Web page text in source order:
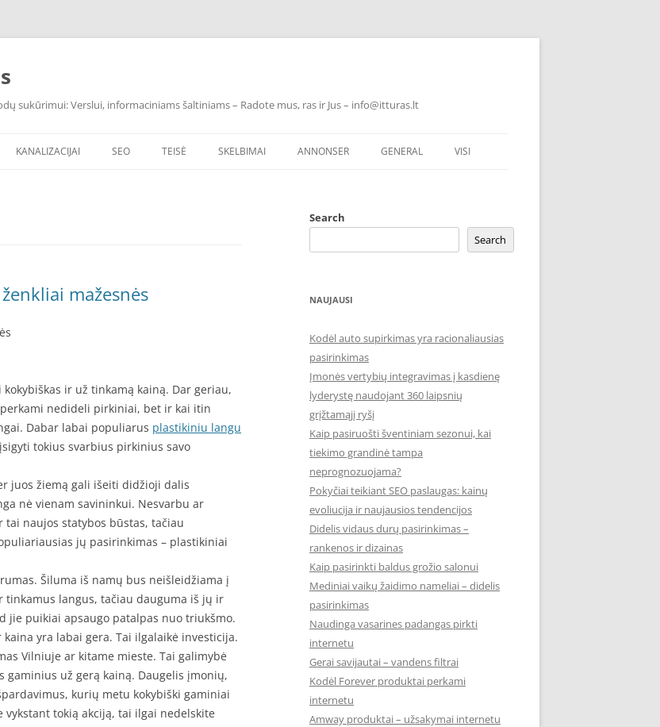
sukūrimui: Verslui, informaciniams šaltiniams – Radote mus, ras ir Jus – info@itturas.lt
KANALIZACIJAI SEO TEISĖ SKELBIMAI ANNONSER GENERAL VISI
mažesnės
ir už tinkamą kainą. Dar geriau,
nedideli pirkiniai, bet ir kai itin
Dabar labai populiarus plastikiniu langu
tokius svarbius pirkinius savo
juos žiemą gali išeiti didžioji dalis
nė vienam savininkui. Nesvarbu ar
naujos statybos būstas, tačiau
jų pasirinkimas – plastikiniai
Šiluma iš namų bus neišleidžiama į
tinkamus langus, tačiau dauguma iš jų ir
jie puikiai apsaugo patalpas nuo triukšmo.
yra labai gera. Tai ilgalaikė investicija.
Vilniuje ar kitame mieste. Tai galimybė
už gerą kainą. Daugelis įmonių,
kurių metu kokybiški gaminiai
tokią akciją, tai ilgai nedelskite
Search
Search
NAUJAUSI
Kodėl auto supirkimas yra racionaliausias
pasirinkimas
Įmonės vertybių integravimas į kasdienę
lyderystę naudojant 360 laipsnių
grįžtamąjį ryšį
Kaip pasiruošti šventiniam sezonui, kai
tiekimo grandinė tampa
neprognozuojama?
Pokyčiai teikiant SEO paslaugas: kainų
evoliucija ir naujausios tendencijos
Didelis vidaus durų pasirinkimas –
rankenos ir dizainas
Kaip pasirinkti baldus grožio salonui
Mediniai vaikų žaidimo nameliai – didelis
pasirinkimas
Naudinga vasarines padangas pirkti
internetu
Gerai savijautai – vandens filtrai
Kodėl Forever produktai perkami
internetu
Amway produktai – užsakymai internetu